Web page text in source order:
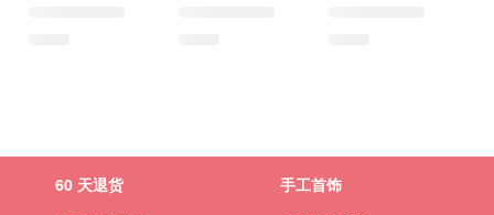
60 天退货
手工首饰